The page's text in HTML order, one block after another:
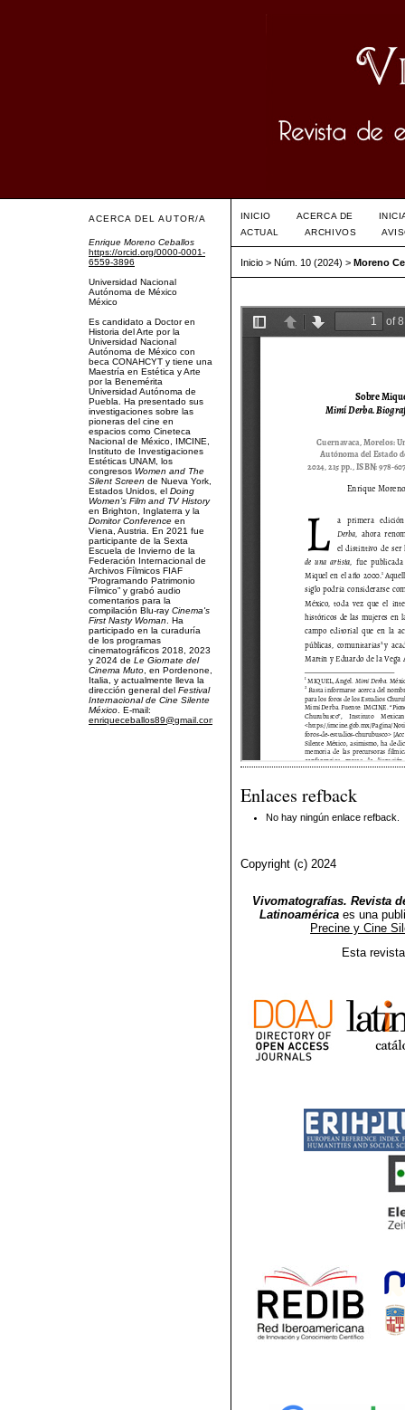
ACERCA DEL AUTOR/A
Enrique Moreno Ceballos
https://orcid.org/0000-0001-
6559-3896
Universidad Nacional
Autónoma de México
México
Es candidato a Doctor en
Historia del Arte por la
Universidad Nacional
Autónoma de México con
beca CONAHCYT y tiene una
Maestría en Estética y Arte
por la Benemérita
Universidad Autónoma de
Puebla. Ha presentado sus
investigaciones sobre las
pioneras del cine en
espacios como Cineteca
Nacional de México, IMCINE,
Instituto de Investigaciones
Estéticas UNAM, los
congresos Women and The
Silent Screen de Nueva York,
Estados Unidos, el Doing
Women’s Film and TV History
en Brighton, Inglaterra y la
Domitor Conference en
Viena, Austria. En 2021 fue
participante de la Sexta
Escuela de Invierno de la
Federación Internacional de
Archivos Fílmicos FIAF
“Programando Patrimonio
Fílmico” y grabó audio
comentarios para la
compilación Blu-ray Cinema's
First Nasty Woman . Ha
participado en la curaduría
de los programas
cinematográficos 2018, 2023
y 2024 de Le Giornate del
Cinema Muto , en Pordenone,
Italia, y actualmente lleva la
dirección general del Festival
Internacional de Cine Silente
México . E-mail:
enriqueceballos89@gmail.com
INICIO ACERCA DE
ACTUAL
ARCHIVOS
Inicio> Núm. 10 (2024) > Moreno
Enlaces refback
No hay ningún enlace refback.
Copyright (c) 2024
Vivomatografías. Revista
Latinoamérica es una
Precine y Cine
Esta